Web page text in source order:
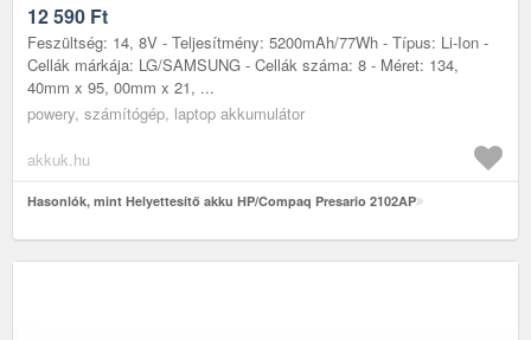
12 590 Ft
Feszültség: 14, 8V - Teljesítmény: 5200mAh/77Wh - Típus: Li-Ion -
Cellák márkája: LG/SAMSUNG - Cellák száma: 8 - Méret: 134,
40mm x 95, 00mm x 21, ...
powery, számítógép, laptop akkumulátor
akkuk.hu
Hasonlók, mint Helyettesítő akku HP/Compaq Presario 2102AP